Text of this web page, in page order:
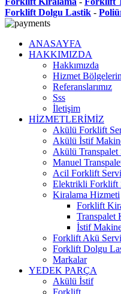
Forklift Dolgu Lastik -
ANASAYFA
HAKKIMIZDA
Hakkımızda
Hizmet
Referanslarımız
Sss
İletişim
HİZMETLERİMİZ
Akülü Forklift
Akülü İstif
Akülü Transpalet
Manuel
Acil Forklift
Elektrikli Forklift
Kiralama Hizmeti
Forklift
Transpalet
İstif
Forklift Akü
Forklift Dolgu
Markalar
YEDEK PARÇA
Akülü İstif